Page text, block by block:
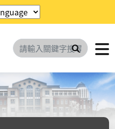
搜尋